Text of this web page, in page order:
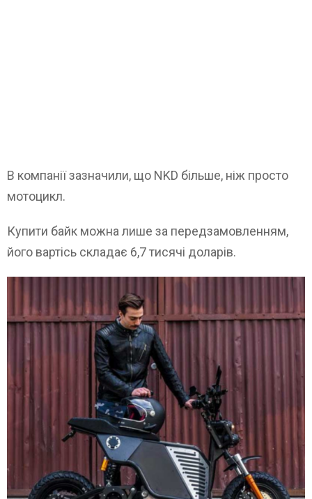
В компанії зазначили, що NKD більше, ніж просто
мотоцикл.
Купити байк можна лише за передзамовленням,
його вартісь складає 6,7 тисячі доларів.